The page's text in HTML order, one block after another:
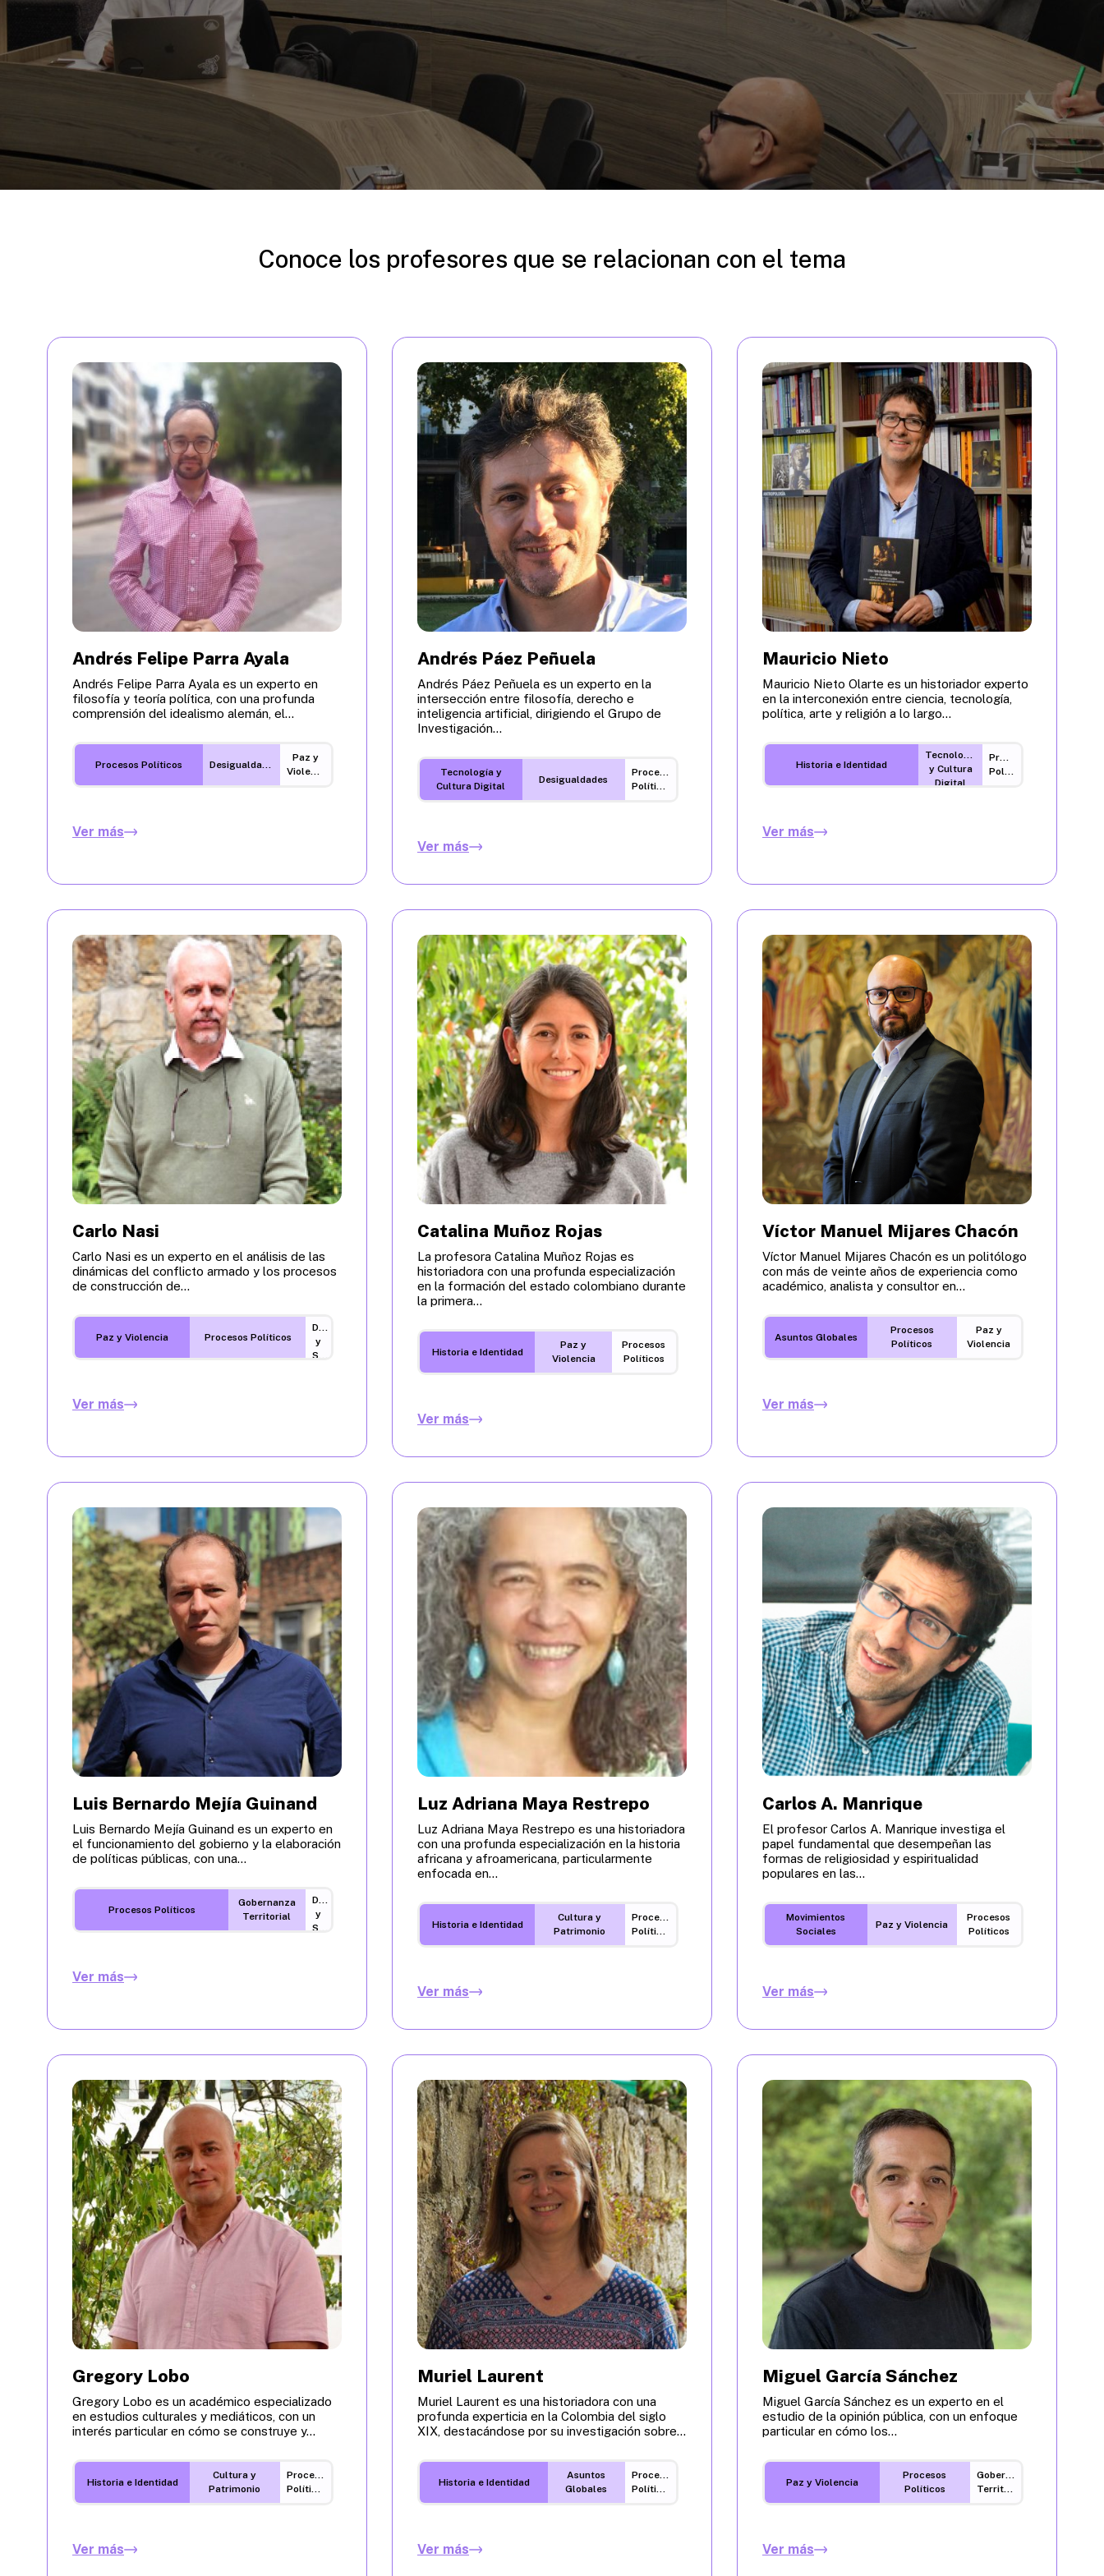
Conoce los profesores que se relacionan con el tema
Andrés Felipe Parra Ayala
Andrés Felipe Parra Ayala es un experto en
filosofía y teoría política, con una profunda
comprensión del idealismo alemán, el...
Procesos Políticos
Paz y
Violencia
Ver más
Andrés Páez Peñuela
Andrés Páez Peñuela es un experto en la
intersección entre filosofía, derecho e
inteligencia artificial, dirigiendo el Grupo de
Investigación...
Tecnología y
Cultura Digital
Desigualdades
Procesos
Políticos
Ver más
Mauricio Nieto
Mauricio Nieto Olarte es un historiador experto
en la interconexión entre ciencia, tecnología,
política, arte y religión a lo largo...
Historia e Identidad
Tecnología
y Cultura
Digital
Procesos
Políticos
Ver más
Carlo Nasi
Carlo Nasi es un experto en el análisis de las
dinámicas del conflicto armado y los procesos
de construcción de...
Paz y Violencia Procesos Políticos
Desarrollo
y
Ver más
Catalina Muñoz Rojas
La profesora Catalina Muñoz Rojas es
historiadora con una profunda especialización
en la formación del estado colombiano durante
la primera...
Historia e Identidad
Paz y
Violencia
Procesos
Políticos
Ver más
Víctor Manuel Mijares Chacón
Víctor Manuel Mijares Chacón es un politólogo
con más de veinte años de experiencia como
académico, analista y consultor en...
Asuntos Globales
Procesos
Políticos
Paz y
Violencia
Ver más
Luis Bernardo Mejía Guinand
Luis Bernardo Mejía Guinand es un experto en
el funcionamiento del gobierno y la elaboración
de políticas públicas, con una...
Procesos Políticos
Gobernanza
Territorial
Desarrollo
y
Ver más
Luz Adriana Maya Restrepo
Luz Adriana Maya Restrepo es una historiadora
con una profunda especialización en la historia
africana y afroamericana, particularmente
enfocada en...
Historia e Identidad
Cultura y
Patrimonio
Procesos
Políticos
Ver más
Carlos A. Manrique
El profesor Carlos A. Manrique investiga el
papel fundamental que desempeñan las
formas de religiosidad y espiritualidad
populares en las...
Movimientos
Sociales
Paz y Violencia
Procesos
Políticos
Ver más
Gregory Lobo
Gregory Lobo es un académico especializado
en estudios culturales y mediáticos, con un
interés particular en cómo se construye y...
Historia e Identidad
Cultura y
Patrimonio
Procesos
Políticos
Ver más
Muriel Laurent
Muriel Laurent es una historiadora con una
profunda experticia en la Colombia del siglo
XIX, destacándose por su investigación sobre...
Historia e Identidad
Asuntos
Globales
Procesos
Políticos
Ver más
Miguel García Sánchez
Miguel García Sánchez es un experto en el
estudio de la opinión pública, con un enfoque
particular en cómo los...
Paz y Violencia
Procesos
Políticos
Gobernanza
Territorial
Ver más